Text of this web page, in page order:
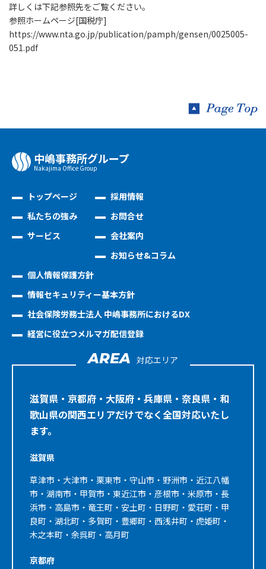
詳しくは下記参照先をご覧ください。
参照ホームページ[国税庁]
https://www.nta.go.jp/publication/pamph/gensen/0025005-
051.pdf
中嶋事務所グループ
Nakajima Oﬃce Group
トップページ
私たちの強み
サービス
採用情報
お問合せ
会社案内
お知らせ&コラム
個人情報保護方針
情報セキュリティー基本方針
社会保険労務士法人 中嶋事務所におけるDX
経営に役立つメルマガ配信登録
AREA 対応エリア
滋賀県・京都府・大阪府・兵庫県・奈良県・和
歌山県の関西エリアだけでなく全国対応いたし
ます。
滋賀県
草津市・大津市・栗東市・守山市・野洲市・近江八幡
市・湖南市・甲賀市・東近江市・彦根市・米原市・長
浜市・高島市・竜王町・安土町・日野町・愛荘町・甲
良町・湖北町・多賀町・豊郷町・西浅井町・虎姫町・
木之本町・余呉町・高月町
京都府